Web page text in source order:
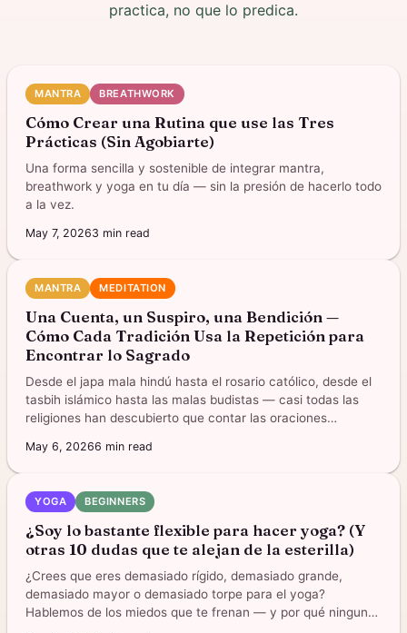
practica, no que lo predica.
MANTRA BREATHWORK
Cómo Crear una Rutina que use las Tres
Prácticas (Sin Agobiarte)
Una forma sencilla y sostenible de integrar mantra,
breathwork y yoga en tu día — sin la presión de hacerlo todo
a la vez.
May 7, 20263 min read
MANTRA MEDITATION
Una Cuenta, un Suspiro, una Bendición —
Cómo Cada Tradición Usa la Repetición para
Encontrar lo Sagrado
Desde el japa mala hindú hasta el rosario católico, desde el
tasbih islámico hasta las malas budistas — casi todas las
religiones han descubierto que contar las oraciones
May 6, 20266 min read
YOGA BEGINNERS
¿Soy lo bastante flexible para hacer yoga? (Y
otras 10 dudas que te alejan de la esterilla)
¿Crees que eres demasiado rígido, demasiado grande,
demasiado mayor o demasiado torpe para el yoga?
Hablemos de los miedos que te frenan — y por qué ninguno